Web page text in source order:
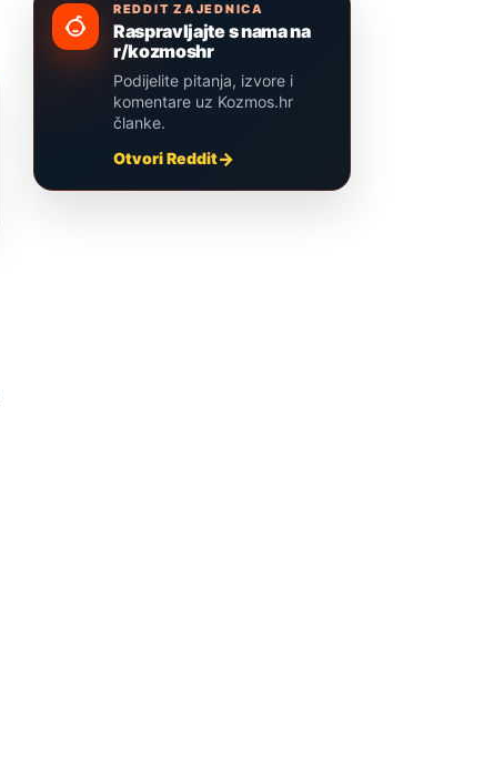
REDDIT ZAJEDNICA
Raspravljajte s nama na
r/kozmoshr
Podijelite pitanja, izvore i
komentare uz Kozmos.hr
članke.
Otvori Reddit